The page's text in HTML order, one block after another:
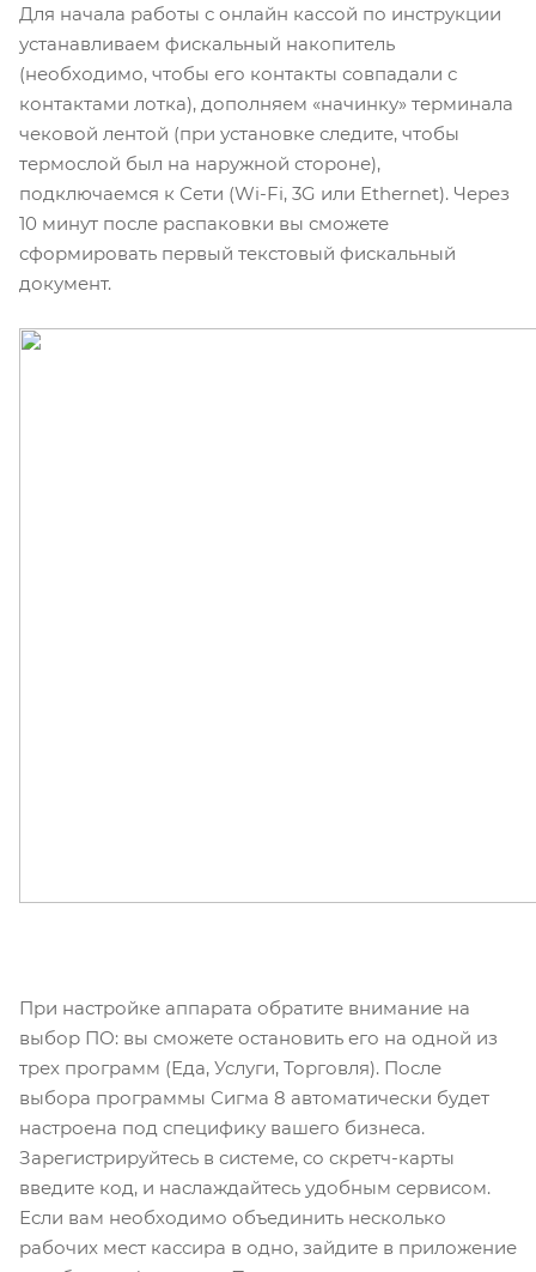
Для начала работы с онлайн кассой по инструкции
устанавливаем фискальный накопитель
(необходимо, чтобы его контакты совпадали с
контактами лотка), дополняем «начинку» терминала
чековой лентой (при установке следите, чтобы
термослой был на наружной стороне),
подключаемся к Сети (Wi-Fi, 3G или Ethernet). Через
10 минут после распаковки вы сможете
сформировать первый текстовый фискальный
документ.
При настройке аппарата обратите внимание на
выбор ПО: вы сможете остановить его на одной из
трех программ (Еда, Услуги, Торговля). После
выбора программы Сигма 8 автоматически будет
настроена под специфику вашего бизнеса.
Зарегистрируйтесь в системе, со скретч-карты
введите код, и наслаждайтесь удобным сервисом.
Если вам необходимо объединить несколько
рабочих мест кассира в одно, зайдите в приложение